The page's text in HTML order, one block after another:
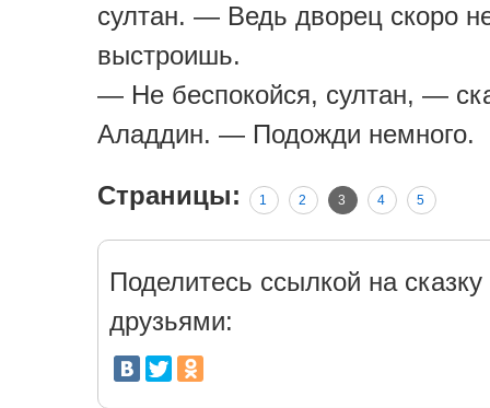
султан. — Ведь дворец скоро
выстроишь.
— Не беспокойся, султан, —
Аладдин. — Подожди немного.
Страницы: 1 2 3 4 5
Поделитесь ссылкой на сказку
друзьями: